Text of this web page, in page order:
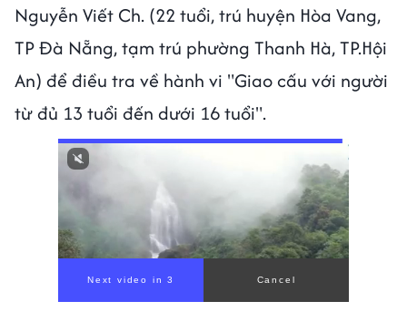
Nguyễn Viết Ch. (22 tuổi, trú huyện Hòa Vang,
TP Đà Nẵng, tạm trú phường Thanh Hà, TP.Hội
An) để điều tra về hành vi "Giao cấu với người
từ đủ 13 tuổi đến dưới 16 tuổi".
Next video in 1 Cancel